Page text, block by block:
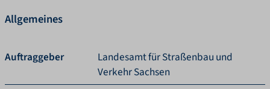
Allgemeines
Auftraggeber
Landesamt für Straßenbau und
Verkehr Sachsen